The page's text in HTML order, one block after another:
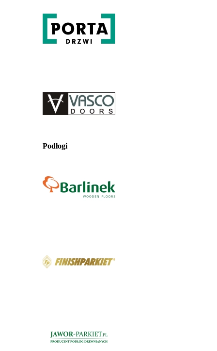
Podłogi